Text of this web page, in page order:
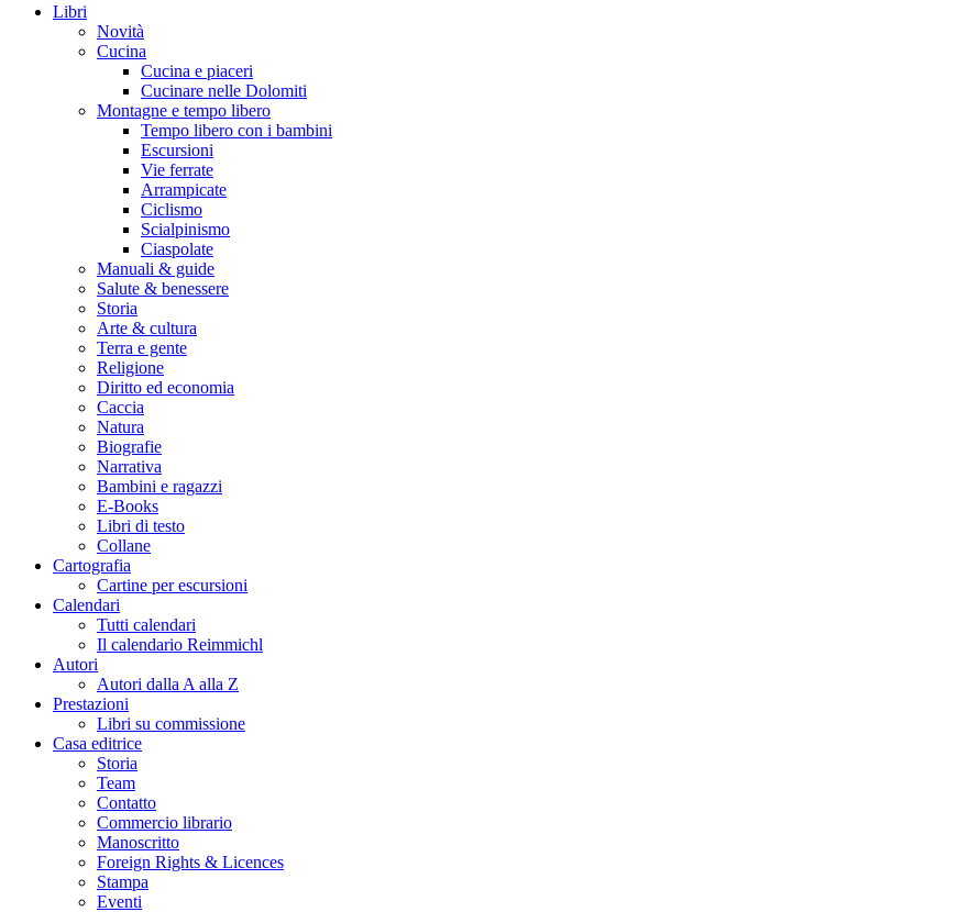
Libri
Novità
Cucina
Cucina e piaceri
Cucinare nelle Dolomiti
Montagne e tempo libero
Tempo libero con i bambini
Escursioni
Vie ferrate
Arrampicate
Ciclismo
Scialpinismo
Ciaspolate
Manuali & guide
Salute & benessere
Storia
Arte & cultura
Terra e gente
Religione
Diritto ed economia
Caccia
Natura
Biografie
Narrativa
Bambini e ragazzi
E-Books
Libri di testo
Collane
Cartografia
Cartine per escursioni
Calendari
Tutti calendari
Il calendario Reimmichl
Autori
Autori dalla A alla Z
Prestazioni
Libri su commissione
Casa editrice
Storia
Team
Contatto
Commercio librario
Manoscritto
Foreign Rights & Licences
Stampa
Eventi